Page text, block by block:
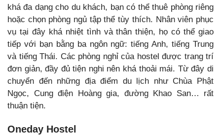
khá đa dạng cho du khách, bạn có thể thuê phòng riêng
hoặc chọn phòng ngủ tập thể tùy thích. Nhân viên phục
vụ tại đây khá nhiệt tình và thân thiện, họ có thể giao
tiếp với bạn bằng ba ngôn ngữ: tiếng Anh, tiếng Trung
và tiếng Thái. Các phòng nghỉ của hostel được trang trí
đơn giản, đầy đủ tiện nghi nên khá thoải mái. Từ đây di
chuyển đến những địa điểm du lịch như Chùa Phật
Ngọc, Cung điện Hoàng gia, đường Khao San… rất
thuận tiện.
Oneday Hostel